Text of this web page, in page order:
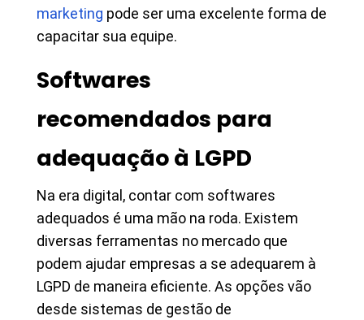
marketing pode ser uma excelente forma de
capacitar sua equipe.
Softwares
recomendados para
adequação à LGPD
Na era digital, contar com softwares
adequados é uma mão na roda. Existem
diversas ferramentas no mercado que
podem ajudar empresas a se adequarem à
LGPD de maneira eficiente. As opções vão
desde sistemas de gestão de